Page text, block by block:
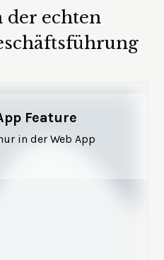
der echten
Feature
in der Web App